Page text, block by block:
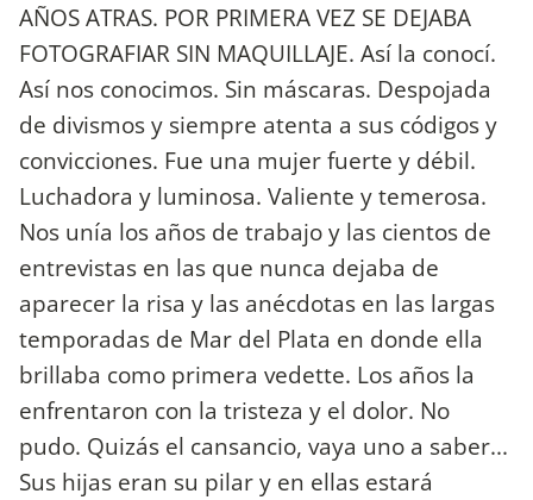
AÑOS ATRAS. POR PRIMERA VEZ SE DEJABA
FOTOGRAFIAR SIN MAQUILLAJE. Así la conocí.
Así nos conocimos. Sin máscaras. Despojada
de divismos y siempre atenta a sus códigos y
convicciones. Fue una mujer fuerte y débil.
Luchadora y luminosa. Valiente y temerosa.
Nos unía los años de trabajo y las cientos de
entrevistas en las que nunca dejaba de
aparecer la risa y las anécdotas en las largas
temporadas de Mar del Plata en donde ella
brillaba como primera vedette. Los años la
enfrentaron con la tristeza y el dolor. No
pudo. Quizás el cansancio, vaya uno a saber...
Sus hijas eran su pilar y en ellas estará